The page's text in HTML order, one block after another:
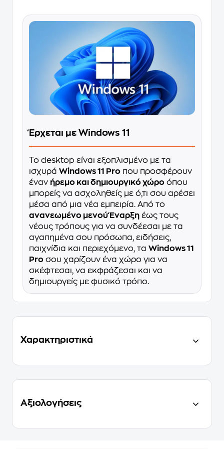
Έρχεται με Windows 11
Το desktop είναι εξοπλισμένο με τα
ισχυρά Windows 11 Pro που προσφέρουν
έναν ήρεμο και δημιουργικό χώρο όπου
μπορείς να ασχοληθείς με ό,τι σου αρέσει
μέσα από μια νέα εμπειρία. Από το
ανανεωμένο μενού Έναρξη έως τους
νέους τρόπους για να συνδέεσαι με τα
αγαπημένα σου πρόσωπα, ειδήσεις,
παιχνίδια και περιεχόμενο, τα Windows 11
Pro σου χαρίζουν ένα χώρο για να
σκέφτεσαι, να εκφράζεσαι και να
δημιουργείς με φυσικό τρόπο.
Χαρακτηριστικά
Αξιολογήσεις